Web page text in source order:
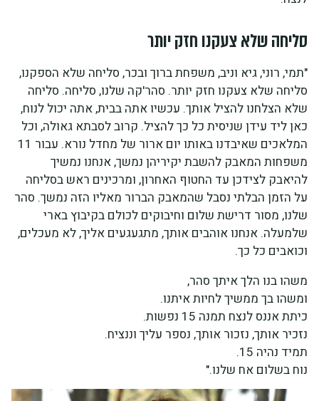
סליחה שלא צעקנו חזק יותר
"תמי, רוני, גיא וניב, משפחת ברוך ובכר, סליחה שלא הספקנו,
סליחה שלא צעקנו חזק יותר. סהר'קה שלנו, סליחה. סליחה
שלא הצלחנו להציל אותך. עכשיו אתה בבית, אתה יכול לנוח,
כאן ליד עידן שניסית כל כך להציל. קרוב לסבתא גאולה, וכל
המלאכים שאיבדנו באותו יום ארור של מחדל נורא. עבור 11
משפחות המאבק להשבת יקיריהן נמשך, אנחנו נמשיך
להיאבק לצידכן עד החטוף האחרון, ומרכינים ראש בסליחה
על הזמן הבלתי נסבל שהמאבק הברור מאליו הזה נמשך. סהר
שלנו, מסור דרישת שלום וחיבוקים לכולם בקיבוץ בארי
שלמעלה. אנחנו אוהבים אותך, מתגעגעים אליך, לא מעכלים,
וכואבים כל כך.
משהו בנו הלך איתך סהר,
ומשהו בך ממשיך לחיות איתנו.
כיתת אננס לנצח תמנה 15 נפשות.
נזכיר אותך, נזכור אותך, נספר עליך וננציח.
תמיד נהיה 15.
נוח בשלום אח שלנו."